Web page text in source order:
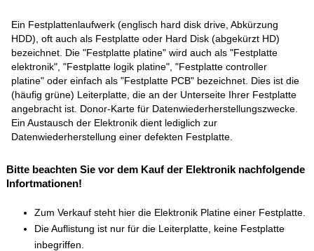
Ein Festplattenlaufwerk (englisch hard disk drive, Abkürzung
HDD), oft auch als Festplatte oder Hard Disk (abgekürzt HD)
bezeichnet. Die "Festplatte platine" wird auch als "Festplatte
elektronik", "Festplatte logik platine", "Festplatte controller
platine" oder einfach als "Festplatte PCB" bezeichnet. Dies ist die
(häufig grüne) Leiterplatte, die an der Unterseite Ihrer Festplatte
angebracht ist. Donor-Karte für Datenwiederherstellungszwecke.
Ein Austausch der Elektronik dient lediglich zur
Datenwiederherstellung einer defekten Festplatte.
Bitte beachten Sie vor dem Kauf der Elektronik nachfolgende
Infortmationen!
Zum Verkauf steht hier die Elektronik Platine einer Festplatte.
Die Auflistung ist nur für die Leiterplatte, keine Festplatte
inbegriffen.